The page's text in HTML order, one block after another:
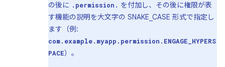
の後に .permission. を付加し、その後に権限が表
す機能の説明を大文字の SNAKE_CASE 形式で指定し
ます（例:
com.example.myapp.permission.ENGAGE_HYPERS
PACE）。